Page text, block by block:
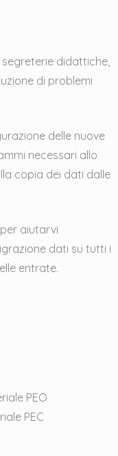
didattiche,
di problemi
delle nuove
necessari allo
copia dei dati dalle
aiutarvi
dati su tutti i
entrate.
PEO
PEC